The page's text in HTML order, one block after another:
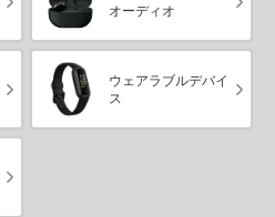
オーディオ
ウェアラブルデバイ
ス